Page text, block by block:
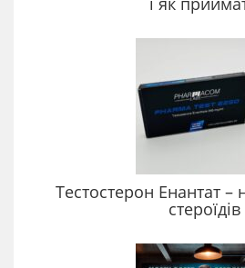
Тестостерон Енантат –
стероїдів